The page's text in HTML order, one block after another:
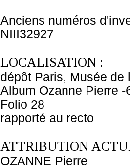
Anciens numéros
NIII32927
LOCALISATION :
dépôt Paris, Musée de
Album Ozanne Pierre -
Folio 28
rapporté au recto
ATTRIBUTION
OZANNE Pierre